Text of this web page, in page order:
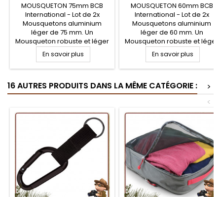
MOUSQUETON 75mm BCB
International - Lot de 2x
Mousquetons aluminium
léger de 75 mm. Un
Mousqueton robuste et léger
pour tout crocheter sur votre
sac à dos, trousseau de clé...
ou assurer le haubanage de
indispensable de votre
matériel de randonnée,
En savoir plus
MOUSQUETON 60mm BCB
International - Lot de 2x
Mousquetons aluminium
léger de 60 mm. Un
Mousqueton robuste et léger
pour tout crocheter sur votre
sac à dos, trousseau de clé...
ou assurer le haubanage de
indispensable de votre
matériel de randonnée,
En savoir plus
16 AUTRES PRODUITS DANS LA MÊME CATÉGORIE :
>
<